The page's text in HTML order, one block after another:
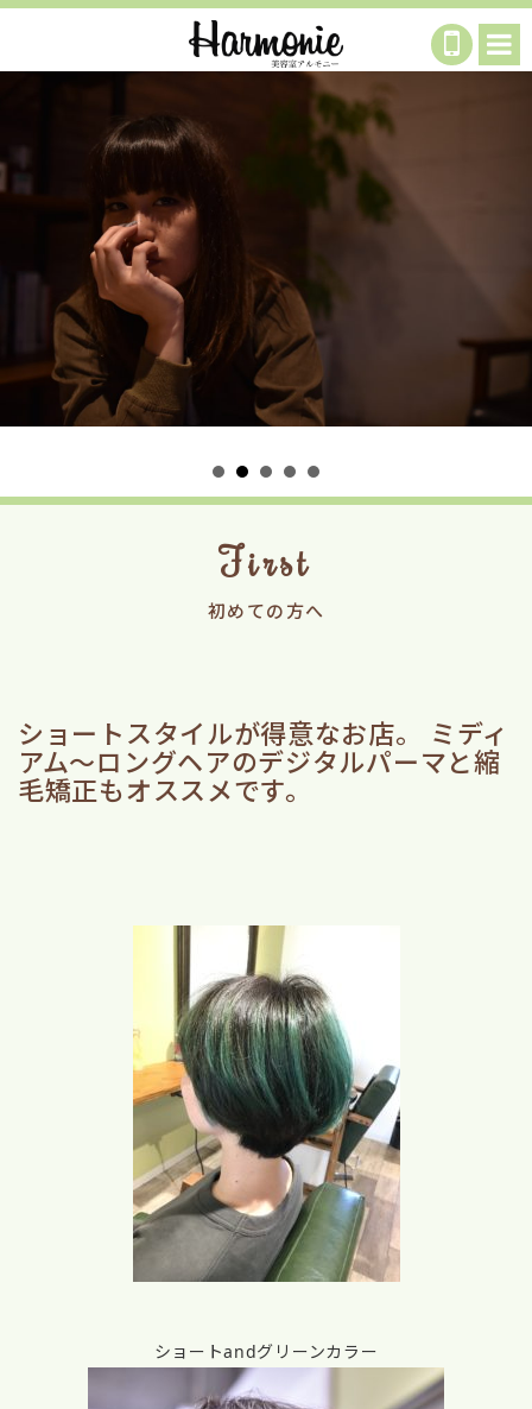
First
初めての方へ
ショートスタイルが得意なお店。 ミディ
アム～ロングヘアのデジタルパーマと縮
毛矯正もオススメです。
ショートandグリーンカラー